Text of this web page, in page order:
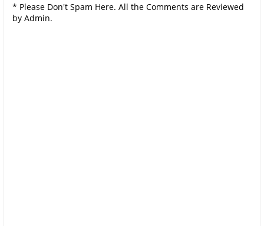
* Please Don't Spam Here. All the Comments are Reviewed
by Admin.